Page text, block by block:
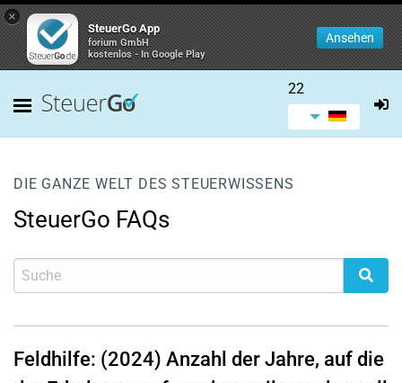
×
SteuerGo App
forium GmbH
kostenlos - In Google Play
Ansehen
22
DIE GANZE WELT DES STEUERWISSENS
SteuerGo FAQs
Feldhilfe: (2024) Anzahl der Jahre, auf die